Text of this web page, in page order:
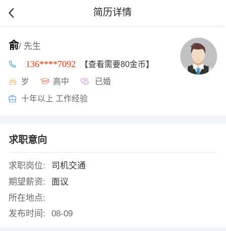
简历详情
俞/ 先生
136****7092 【查看需要80金币】
岁 高中 已婚
十年以上 工作经验
求职意向
求职岗位:
司机交通
期望薪资:
面议
所在地点:
发布时间:
08-09